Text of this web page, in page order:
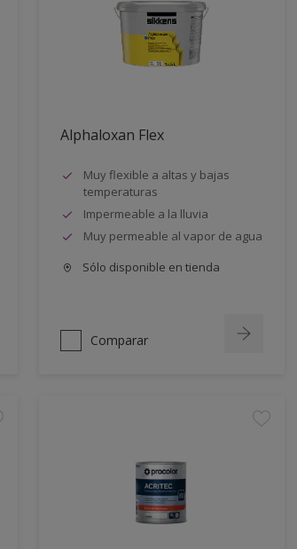
Alphaloxan Flex
Muy flexible a altas y bajas
temperaturas
Impermeable a la lluvia
Muy permeable al vapor de agua
Sólo disponible en tienda
Comparar